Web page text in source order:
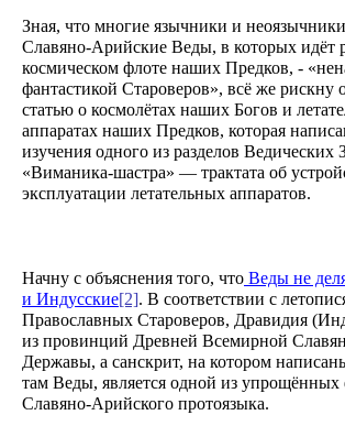
Зная, что многие язычники и
Славяно-Арийские Веды, в которых идёт
космическом флоте наших Предков, -
фантастикой Староверов», всё же рискну
статью о космолётах наших Богов и
аппаратах наших Предков, которая
изучения одного из разделов Ведических
«Виманика-шастра» — трактата об
эксплуатации летательных аппаратов.
Начну с объяснения того, что Веды не
и Индусские[2]. В соответствии с
Православных Староверов, Дравидия
из провинций Древней Всемирной
Державы, а санскрит, на котором
там Веды, является одной из
Славяно-Арийского протоязыка.